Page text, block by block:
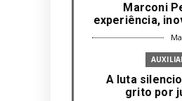
Marconi
experiência,
A luta
grito por